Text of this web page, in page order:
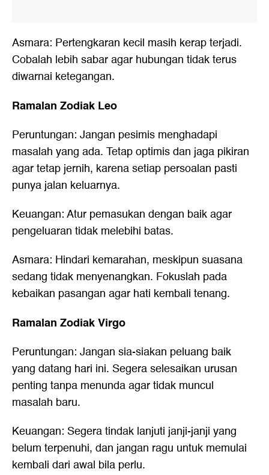
Asmara: Pertengkaran kecil masih kerap terjadi.
Cobalah lebih sabar agar hubungan tidak terus
diwarnai ketegangan.
Ramalan Zodiak Leo
Peruntungan: Jangan pesimis menghadapi
masalah yang ada. Tetap optimis dan jaga pikiran
agar tetap jernih, karena setiap persoalan pasti
punya jalan keluarnya.
Keuangan: Atur pemasukan dengan baik agar
pengeluaran tidak melebihi batas.
Asmara: Hindari kemarahan, meskipun suasana
sedang tidak menyenangkan. Fokuslah pada
kebaikan pasangan agar hati kembali tenang.
Ramalan Zodiak Virgo
Peruntungan: Jangan sia-siakan peluang baik
yang datang hari ini. Segera selesaikan urusan
penting tanpa menunda agar tidak muncul
masalah baru.
Keuangan: Segera tindak lanjuti janji-janji yang
belum terpenuhi, dan jangan ragu untuk memulai
kembali dari awal bila perlu.